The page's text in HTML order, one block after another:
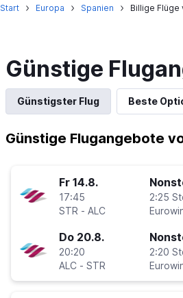
Start Europa Spanien Billige Flüge
Günstige
Günstigster Flug Beste
Günstige Flugangebote
Fr 14.8.
17:45
STR - ALC
2:25
Do 20.8.
20:20
ALC - STR
2:20